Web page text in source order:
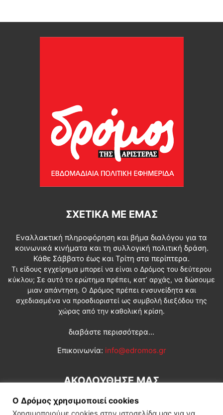
ΣΧΕΤΙΚΆ ΜΕ ΕΜΆΣ
Εναλλακτική πληροφόρηση και βήμα διαλόγου για τα
κοινωνικά κινήματα και τη συλλογική πολιτική δράση.
Κάθε Σάββατο έως και Τρίτη στα περίπτερα.
Τι είδους εγχείρημα μπορεί να είναι ο Δρόμος του δεύτερου
κύκλου; Σε αυτό το ερώτημα πρέπει, κατ’ αρχάς, να δώσουμε
μιαν απάντηση. Ο Δρόμος πρέπει ενσυνείδητα και
σχεδιασμένα να προσδιοριστεί ως συμβολή διεξόδου της
χώρας από την καθολική κρίση.
διαβάστε περισσότερα...
Επικοινωνία: info@edromos.gr
ΑΚΟΛΟΥΘΗΣΕ ΜΑΣ
Ο Δρόμος χρησιμοποιεί cookies